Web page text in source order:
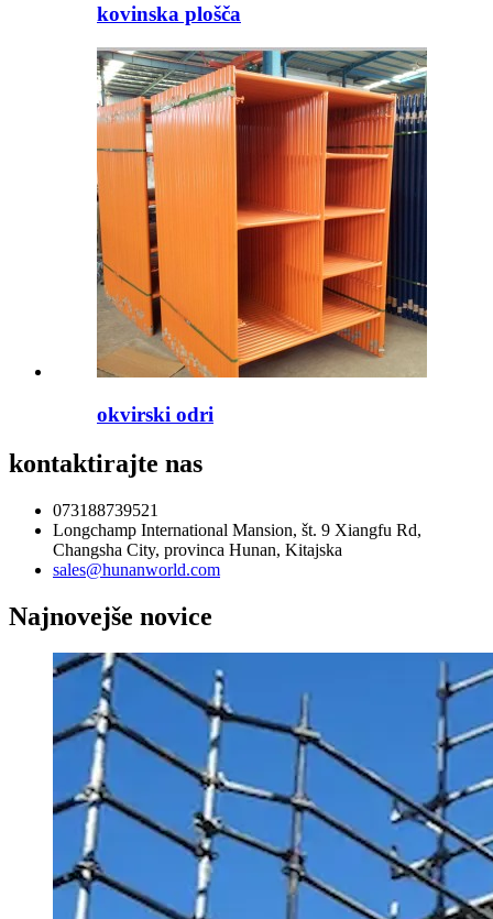
kovinska plošča
okvirski odri
kontaktirajte nas
073188739521
Longchamp International Mansion, št. 9 Xiangfu Rd,
Changsha City, provinca Hunan, Kitajska
sales@hunanworld.com
Najnovejše novice